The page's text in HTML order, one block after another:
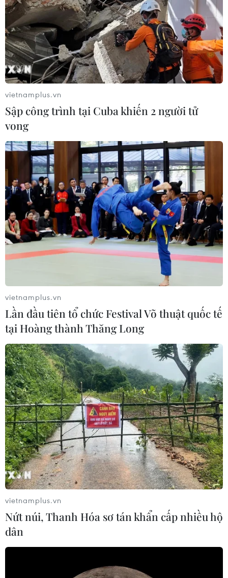
Bảo vệ rừng là biện pháp
hữu ích giúp giảm khí carbon
22/11/2023 05:10
Nghiên cứu trên tạp chí Nature giữa tháng 11/2023 chỉ
ra rằng việc phục hồi các khu rừng toàn cầu có thể giúp
cô lập lượng carbon nhiều gấp 22 lần lượng khí carbon
phát thải trong 1 năm trên thế giới.
vietnamplus.vn
Sập công trình tại Cuba khiến 2 người tử
vong
vietnamplus.vn
Lần đầu tiên tổ chức Festival Võ thuật quốc tế
tại Hoàng thành Thăng Long
vietnamplus.vn
Nứt núi, Thanh Hóa sơ tán khẩn cấp nhiều hộ
dân